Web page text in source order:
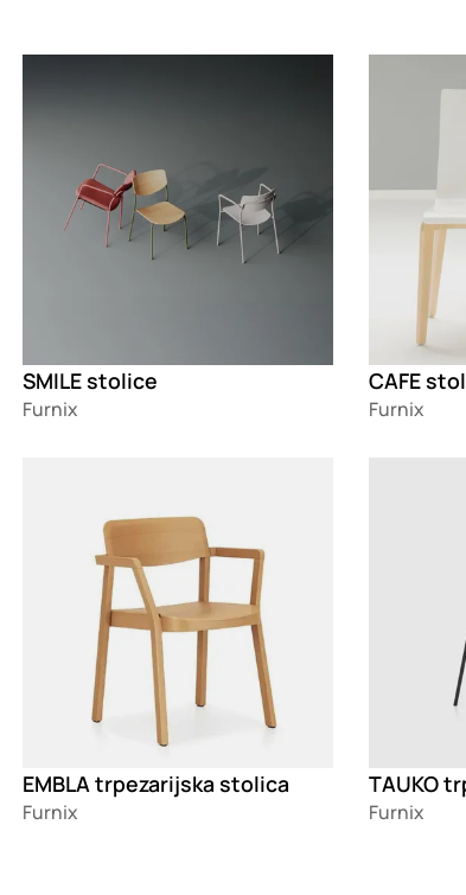
SMILE stolice
Furnix
CAFE
Furnix
EMBLA trpezarijska stolica
Furnix
TAUKO
Furnix